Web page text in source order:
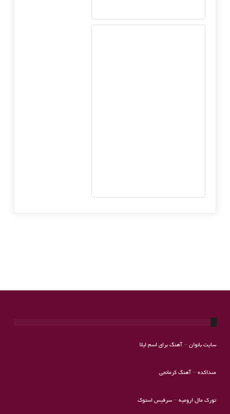
سایت بانوان– آهنگ برای اسم لیلا
صداکده– آهنگ کرمانجی
تورک مال ارومیه–سرفیس استوک